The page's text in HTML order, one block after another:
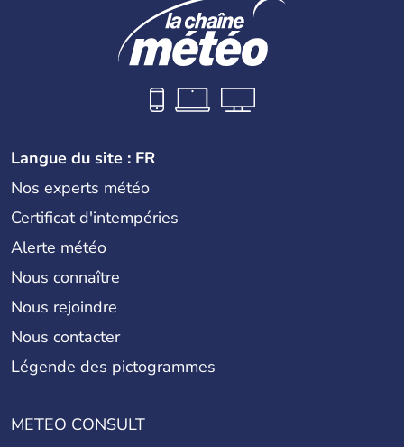
Langue du site : FR
Nos experts météo
Certificat d'intempéries
Alerte météo
Nous connaître
Nous rejoindre
Nous contacter
Légende des pictogrammes
METEO CONSULT